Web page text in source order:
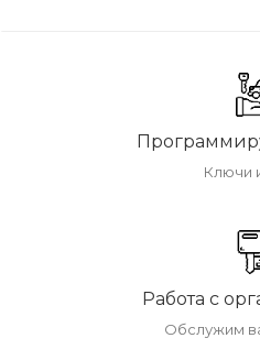
Ключи
Работа с
Обслужим